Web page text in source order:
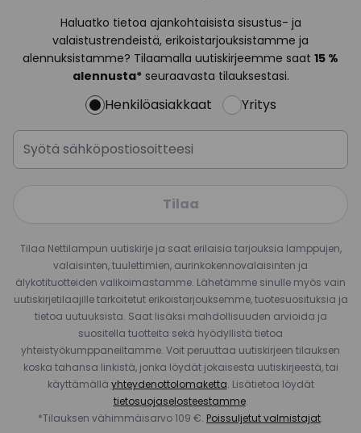
Haluatko tietoa ajankohtaisista sisustus- ja
valaistustrendeistä, erikoistarjouksistamme ja
alennuksistamme? Tilaamalla uutiskirjeemme saat 15 %
alennusta*seuraavasta tilauksestasi.
Henkilöasiakkaat Yritys
Tilaa
Tilaa Nettilampun uutiskirje ja saat erilaisia tarjouksia lamppujen,
valaisinten, tuulettimien, aurinkokennovalaisinten ja
älykotituotteiden valikoimastamme. Lähetämme sinulle myös vain
uutiskirjetilaajille tarkoitetut erikoistarjouksemme, tuotesuosituksia ja
tietoa uutuuksista. Saat lisäksi mahdollisuuden arvioida ja
suositella tuotteita sekä hyödyllistä tietoa
yhteistyökumppaneiltamme. Voit peruuttaa uutiskirjeen tilauksen
koska tahansa linkistä, jonka löydät jokaisesta uutiskirjeestä, tai
käyttämällä yhteydenottolomaketta. Lisätietoa löydät
tietosuojaselosteestamme.
*Tilauksen vähimmäisarvo 109 €. Poissuljetut valmistajat.